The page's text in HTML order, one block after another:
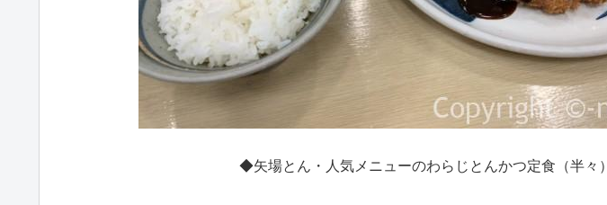
◆矢場とん・人気メニューのわらじとんかつ定食（半々）